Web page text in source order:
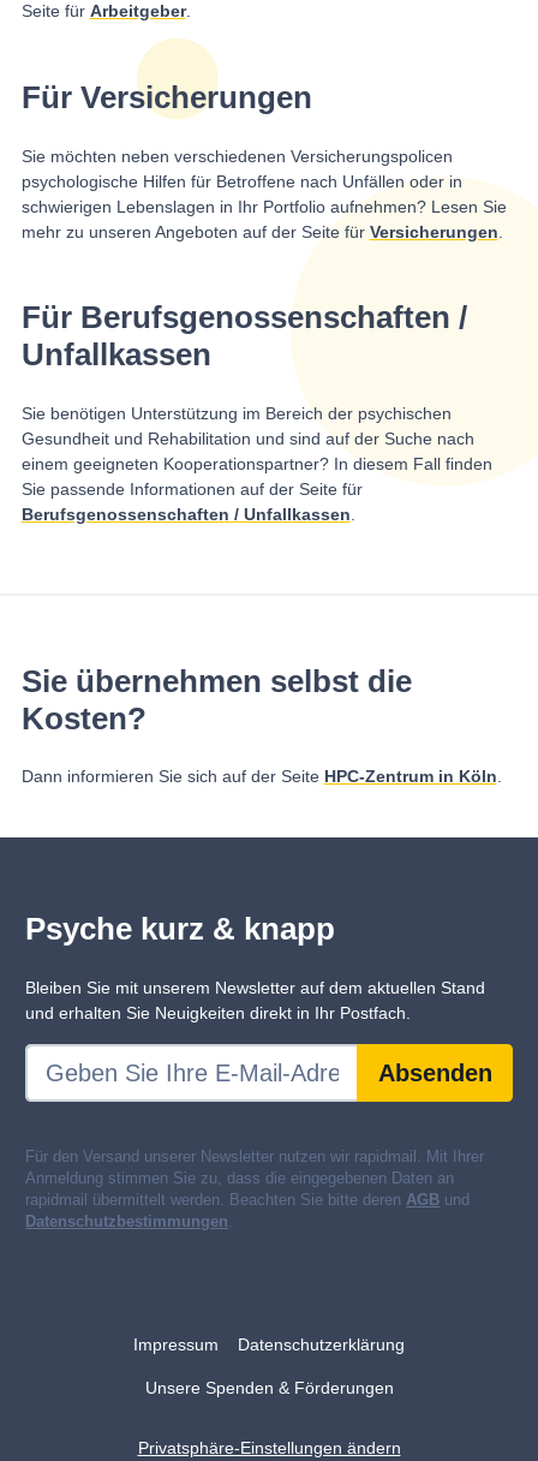
Seite für Arbeitgeber.
Für Versicherungen
Sie möchten neben verschiedenen Versicherungspolicen
psychologische Hilfen für Betroffene nach Unfällen oder in
schwierigen Lebenslagen in Ihr Portfolio aufnehmen? Lesen Sie
mehr zu unseren Angeboten auf der Seite für Versicherungen
Für Berufsgenossenschaften /
Unfallkassen
Sie benötigen Unterstützung im Bereich der psychischen
Gesundheit und Rehabilitation und sind auf der Suche nach
einem geeigneten Kooperationspartner? In diesem Fall finden
Sie passende Informationen auf der Seite für
Berufsgenossenschaften / Unfallkassen.
Sie übernehmen selbst die
Kosten?
Dann informieren Sie sich auf der Seite HPC-Zentrum in Köln.
Psyche kurz & knapp
Bleiben Sie mit unserem Newsletter auf dem aktuellen Stand
und erhalten Sie Neuigkeiten direkt in Ihr Postfach.
Absenden
Für den Versand unserer Newsletter nutzen wir rapidmail. Mit Ihrer
Anmeldung stimmen Sie zu, dass die eingegebenen Daten an
rapidmail übermittelt werden. Beachten Sie bitte deren AGB und
Datenschutzbestimmungen
Impressum Datenschutzerklärung
Unsere Spenden & Förderungen
Privatsphäre-Einstellungen ändern